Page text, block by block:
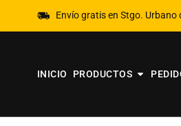
Envío gratis en Stgo. Urbano
INICIO PRODUCTOS